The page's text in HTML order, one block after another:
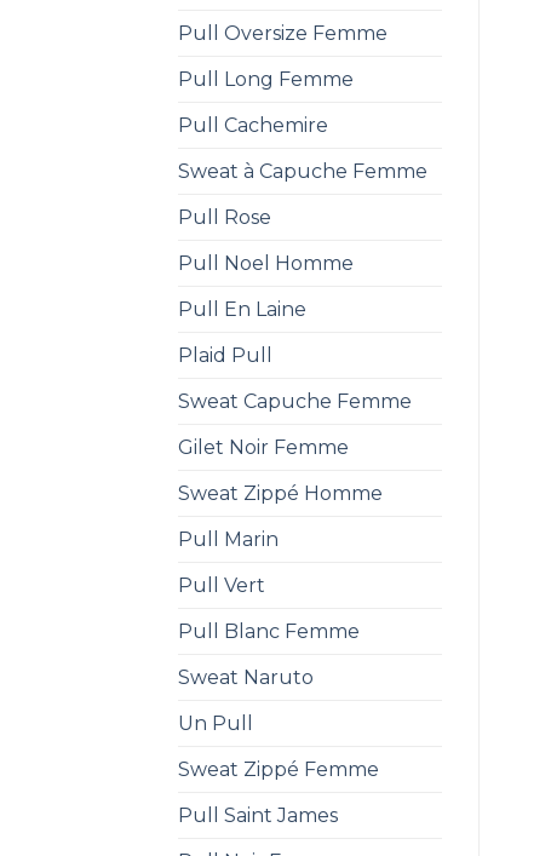
Pull Oversize Femme
Pull Long Femme
Pull Cachemire
Sweat à Capuche Femme
Pull Rose
Pull Noel Homme
Pull En Laine
Plaid Pull
Sweat Capuche Femme
Gilet Noir Femme
Sweat Zippé Homme
Pull Marin
Pull Vert
Pull Blanc Femme
Sweat Naruto
Un Pull
Sweat Zippé Femme
Pull Saint James